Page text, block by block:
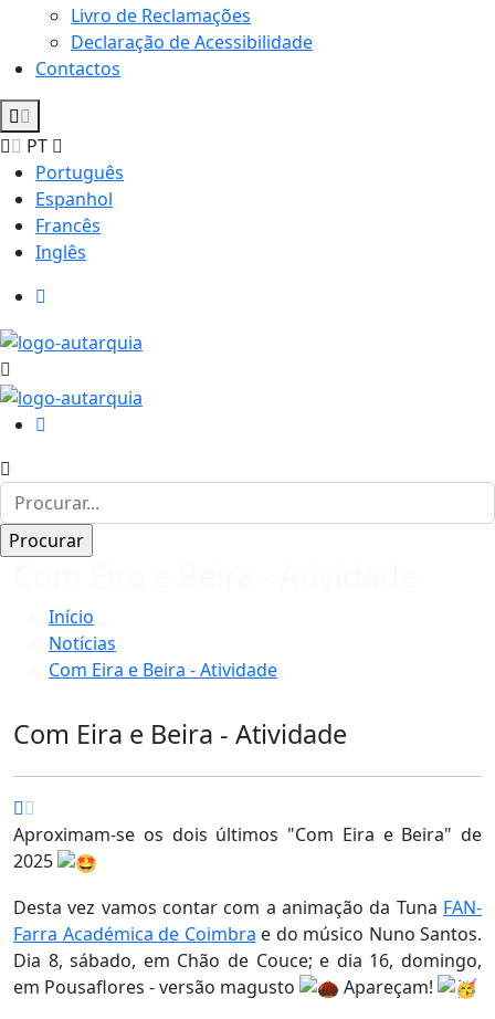
Livro de Reclamações
Declaração de Acessibilidade
Contactos
PT
Português
Espanhol
Francês
Inglês
Início
Notícias
Com Eira e Beira - Atividade
Com Eira e Beira - Atividade
Aproximam-se os dois últimos "Com Eira e Beira" de
2025
Desta vez vamos contar com a animação da Tuna FAN-
Farra Académica de Coimbra e do músico Nuno Santos.
Dia 8, sábado, em Chão de Couce; e dia 16, domingo,
em Pousaflores - versão magusto
Apareçam!